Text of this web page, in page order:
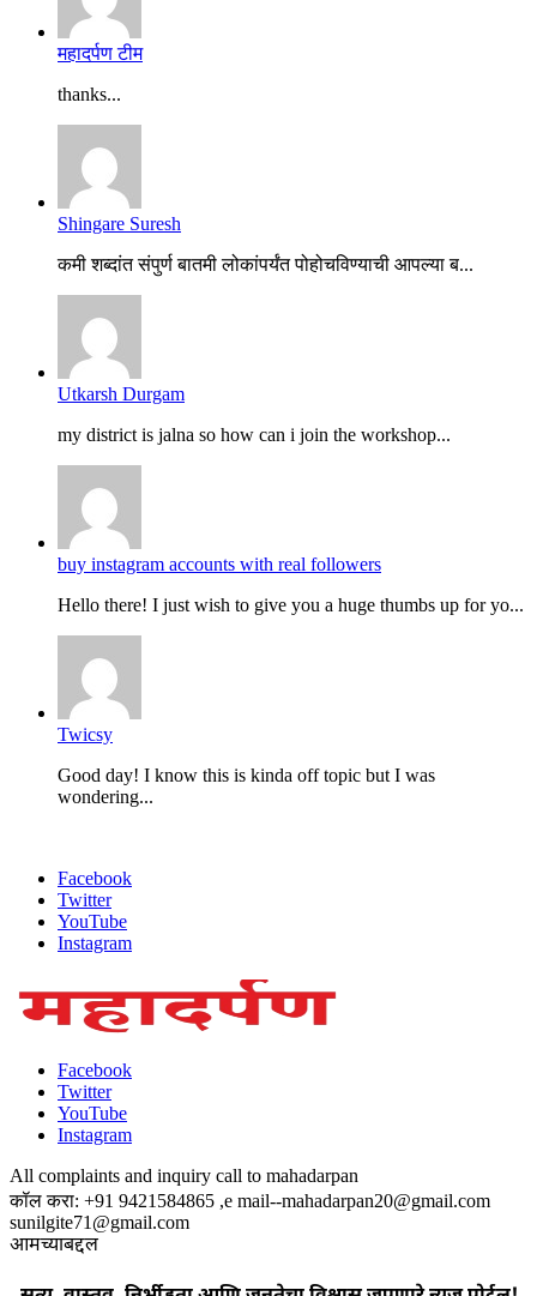
महादर्पण टीम
thanks...
Shingare Suresh
कमी शब्दांत संपुर्ण बातमी लोकांपर्यंत पोहोचविण्याची आपल्या ब...
Utkarsh Durgam
my district is jalna so how can i join the workshop...
buy instagram accounts with real followers
Hello there! I just wish to give you a huge thumbs up for yo...
Twicsy
Good day! I know this is kinda off topic but I was
wondering...
Facebook
Twitter
YouTube
Instagram
Facebook
Twitter
YouTube
Instagram
All complaints and inquiry call to mahadarpan
कॉल करा: +91 9421584865 ,e mail--mahadarpan20@gmail.com
sunilgite71@gmail.com
आमच्याबद्दल